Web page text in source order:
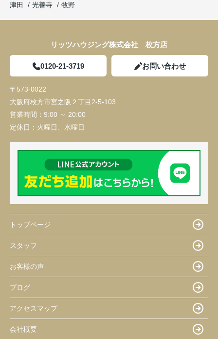
津田
光善寺 牧野
リッツハウジング株式会社 枚方店
0120-21-3719 お問い合わせ
〒573-0022
大阪府枚方市宮之阪２丁目2-5-103
営業時間： 9:00 ～ 20:00
定休日： 火曜日、水曜日
トップページ
スタッフ
お客様の声
ブログ
アクセスマップ
会社概要